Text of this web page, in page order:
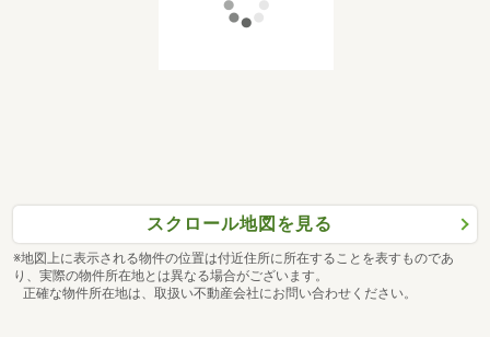
また、周辺施設もご紹介いたします。
小学校や商業施設と本物件との距離感を、実際に体感して
見学後も、お客様の希望に沿った新着物件情報をいち早く
お知らせします。
スクロール地図を見る
※地図上に表示される物件の位置は付近住所に所在することを表すものであ
り、実際の物件所在地とは異なる場合がございます。
正確な物件所在地は、取扱い不動産会社にお問い合わせください。